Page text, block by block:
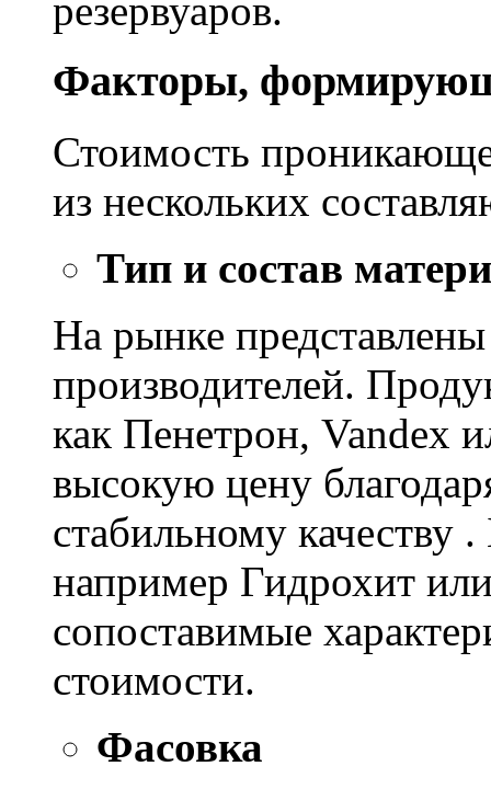
резервуаров.
Факторы,
Стоимость
из нескольких
Тип и состав
На рынке
производителей.
как Пенетрон, Vandex
высокую цену
стабильному качеству
например Гидрохит
сопоставимые
стоимости.
Фасовка